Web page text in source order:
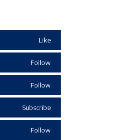
Like
Follow
Follow
Subscribe
Follow